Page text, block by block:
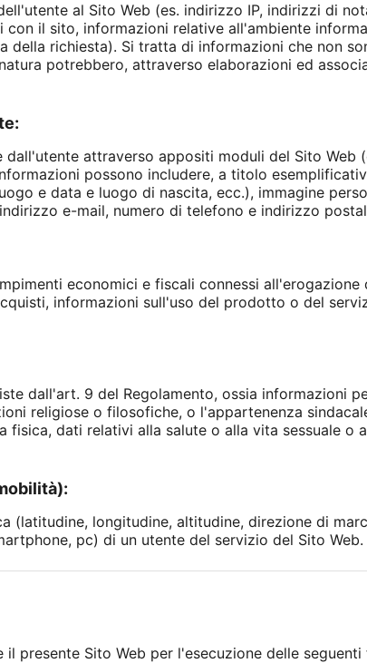
al Sito Web (es. indirizzo IP, indirizzi di
il sito, informazioni relative all'ambiente
della richiesta). Si tratta di informazioni che non
potrebbero, attraverso elaborazioni ed
attraverso appositi moduli del Sito Web
possono includere, a titolo
e data e luogo di nascita, ecc.), immagine
e-mail, numero di telefono e indirizzo
economici e fiscali connessi all'erogazione
informazioni sull'uso del prodotto o del
dall'art. 9 del Regolamento, ossia informazioni
religiose o filosofiche, o l'appartenenza
dati relativi alla salute o alla vita sessuale o
(latitudine, longitudine, altitudine, direzione di
pc) di un utente del servizio del Sito Web.
presente Sito Web per l'esecuzione delle seguenti